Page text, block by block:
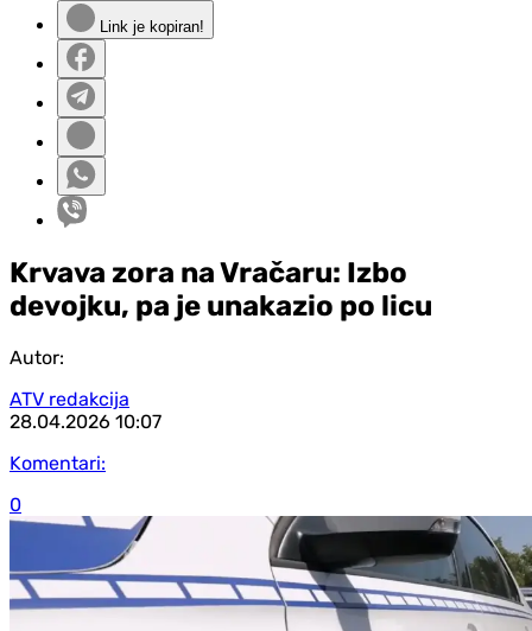
Link je kopiran!
Krvava zora na Vračaru: Izbo
devojku, pa je unakazio po licu
Autor:
ATV redakcija
28.04.2026 10:07
Komentari:
0